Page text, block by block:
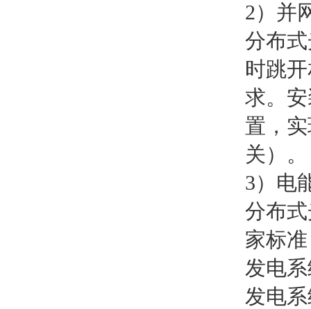
2）并
分布
时跳
求。
置，
关）。
3）电
分布
家标
发电
发电